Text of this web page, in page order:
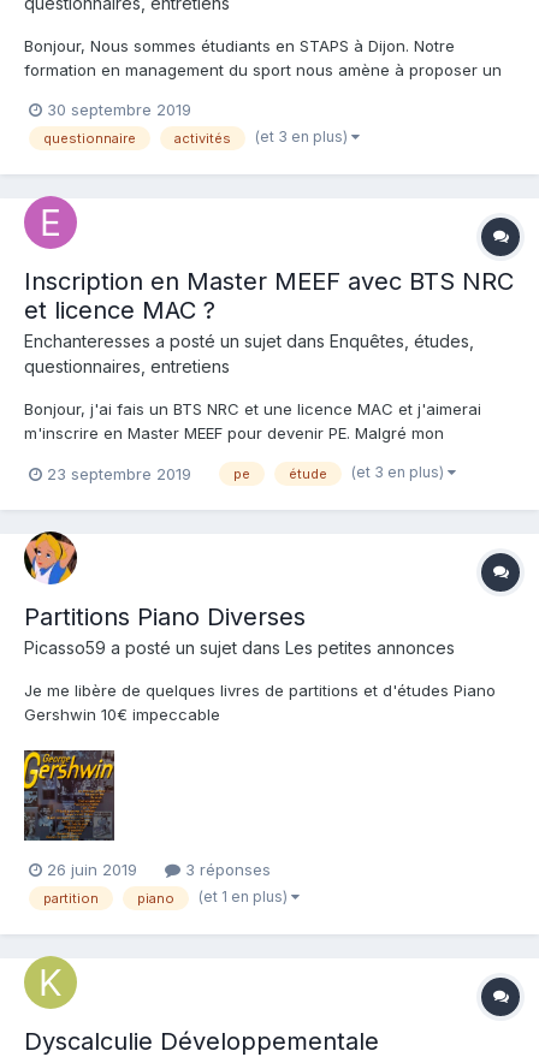
Bonjour, Nous sommes étudiants en STAPS à Dijon. Notre
formation en management du sport nous amène à proposer un
dans le Morvan. Pour proposer des idées et des produits qui se
rapprochent au mieux des besoins des enseignants no...
30 septembre 2019
questionnaire activités (et 3 en plus)
Inscription en Master MEEF avec BTS NRC
et licence MAC ?
Enchanteresses a posté un sujet dans Enquêtes, études,
questionnaires, entretiens
Bonjour, j'ai fais un BTS NRC et une licence MAC et j'aimerai
m'inscrire en Master MEEF pour devenir PE. Malgré mon
23 septembre 2019
pe étude (et 3 en plus)
Partitions Piano Diverses
Picasso59 a posté un sujet dans Les petites annonces
Je me libère de quelques livres de partitions et d'études Piano
Gershwin 10€ impeccable
26 juin 2019 3 réponses
partition piano (et 1 en plus)
Dyscalculie Développementale